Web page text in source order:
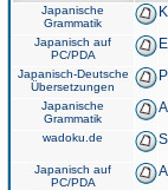
Japanische
Grammatik
Japanisch auf
PC/PDA
Japanisch-Deutsche
Übersetzungen
Japanische
Grammatik
wadoku.de
Japanisch auf
PC/PDA